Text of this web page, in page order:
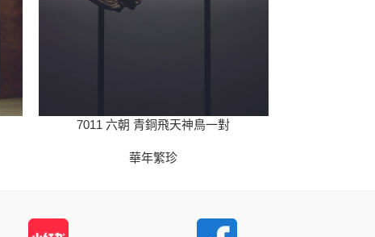
7011 六朝 青銅飛天神鳥一對
華年繁珍